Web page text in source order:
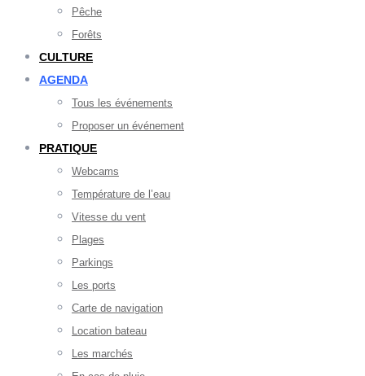
Pêche
Forêts
CULTURE
AGENDA
Tous les événements
Proposer un événement
PRATIQUE
Webcams
Température de l’eau
Vitesse du vent
Plages
Parkings
Les ports
Carte de navigation
Location bateau
Les marchés